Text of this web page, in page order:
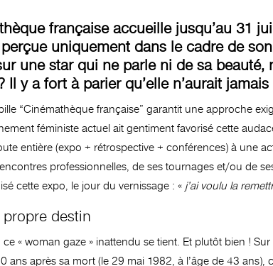
française accueille jusqu’au 31
uniquement dans le cadre de
une star qui ne parle ni de sa
Il y a fort à parier qu’elle n’aurait
“Cinémathèque française” garantit une approche
féministe actuel ait gentiment favorisé cette
entière (expo + rétrospective + conférences) à une
professionnelles, de ses tournages et/ou de
cette expo, le jour du vernissage : « j’ai voulu la
destin
« woman gaze » inattendu se tient. Et plutôt bien !
ans après sa mort (le 29 mai 1982, à l’âge de 43